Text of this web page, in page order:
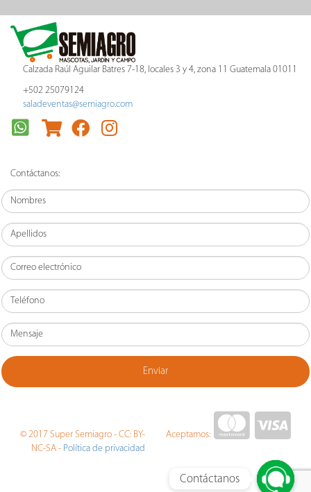
Calzada Raúl Aguilar Batres 7-18, locales 3 y 4, zona 11 Guatemala 01011
+502 25079124
saladeventas@semiagro.com
Contáctanos:
© 2017 Super Semiagro - CC: BY-
NC-SA - Política de privacidad
Aceptamos:
Contáctanos